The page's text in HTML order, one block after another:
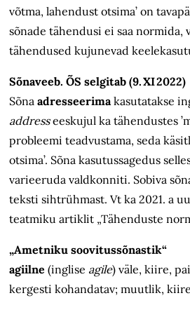
võtma, lahendust otsima’ on
sõnade tähendusi ei saa normida,
tähendused kujunevad
Sõnaveeb. ÕS selgitab (9. XI 2022)
Sõnaadresseerimakasutatakse
addresseeskujul ka tähendustes
probleemi teadvustama, seda
otsima’. Sõna kasutussagedus
varieeruda valdkonniti. Sobiva
teksti sihtrühmast. Vt ka 2021. a
teatmiku artiklit „Tähenduste
„Ametniku soovitussõnastik“
agiilne (inglise agile) väle, kiire,
kergesti kohandatav; muutlik,